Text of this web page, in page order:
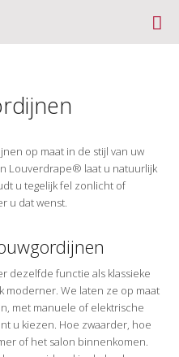

op maat in de stijl van uw
Louverdrape® laat u natuurlijk
u tegelijk fel zonlicht of
u dat wenst.
dezelfde functie als klassieke
moderner. We laten ze op maat
met manuele of elektrische
u kiezen. Hoe zwaarder, hoe
of het salon binnenkomen.